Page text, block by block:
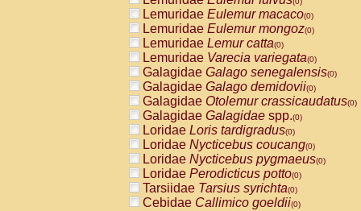
AtelidaeAlouatta caraya(0)
AtelidaeAlouatta fusca(0)
AtelidaeAlouatta seniculus
AtelidaeAlouattaspp.(0)
AtelidaeAteles belzebuth(0)
AtelidaeAteles geoffroyi(0)
AtelidaeAteles paniscus(0)
AtelidaeAtelesspp.(0)
Atelidae Lagothrix lagothricha
AtelidaeLagothrix lagothricha cana
PitheciidaeCacajao calvus
PitheciidaeCallicebus cupreus
PitheciidaeCallicebus donacophilus
PitheciidaeCallicebus moloch
Lemuridae Eulemur macaco(0)
Lemuridae Eulemur mongoz(0)
Lemuridae Lemur catta(0)
Lemuridae Varecia variegata(0)
Galagidae Galago senegalensis(0)
Galagidae Galago demidovii(0)
Galagidae Otolemur crassicaudatus(0)
Galagidae Galagidae spp.(0)
Loridae Loris tardigradus(0)
Loridae Nycticebus coucang(0)
Loridae Nycticebus pygmaeus(0)
Loridae Perodicticus potto(0)
Tarsiidae Tarsius syrichta(0)
Cebidae Callimico goeldii(0)